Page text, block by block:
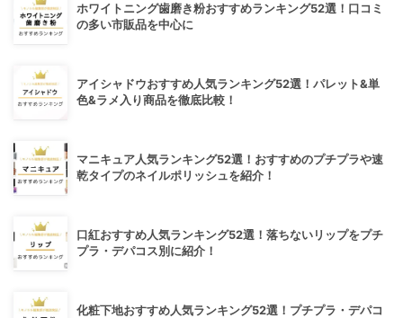
ホワイトニング歯磨き粉おすすめランキング52選！口コミ
の多い市販品を中心に
アイシャドウおすすめ人気ランキング52選！パレット&単
色&ラメ入り商品を徹底比較！
マニキュア人気ランキング52選！おすすめのプチプラや速
乾タイプのネイルポリッシュを紹介！
口紅おすすめ人気ランキング52選！落ちないリップをプチ
プラ・デパコス別に紹介！
化粧下地おすすめ人気ランキング52選！プチプラ・デパコ